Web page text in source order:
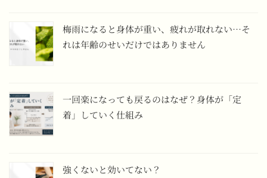
梅雨になると身体が重い、疲れが取れない…そ
れは年齢のせいだけではありません
一回楽になっても戻るのはなぜ？身体が「定
着」していく仕組み
強くないと効いてない？